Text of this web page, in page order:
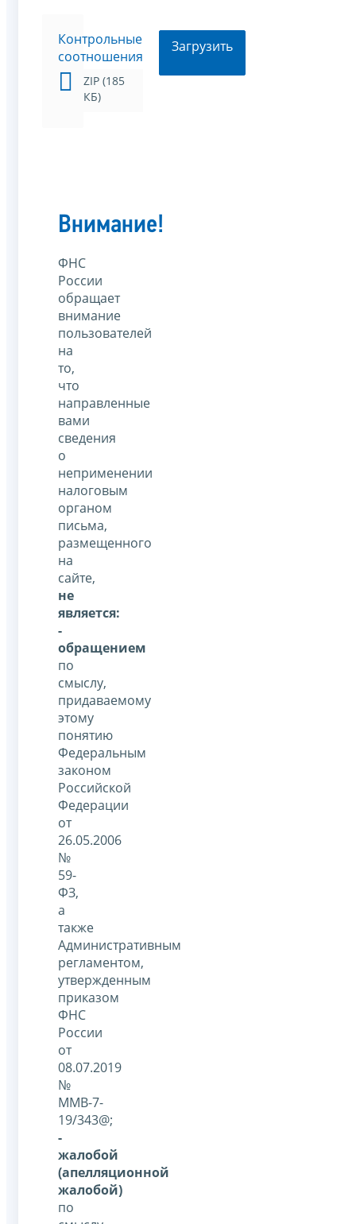
Контрольные
соотношения
ZIP (185
КБ)
Загрузить
Внимание!
ФНС
России
обращает
внимание
пользователей
на
то,
что
направленные
вами
сведения
о
неприменении
налоговым
органом
письма,
размещенного
на
сайте,
не
является:
-
обращением
по
смыслу,
придаваемому
этому
понятию
Федеральным
законом
Российской
Федерации
от
26.05.2006
№
59-
ФЗ,
а
также
Административным
регламентом,
утвержденным
приказом
ФНС
России
от
08.07.2019
№
ММВ-7-
19/343@;
-
жалобой
(апелляционной
жалобой)
по